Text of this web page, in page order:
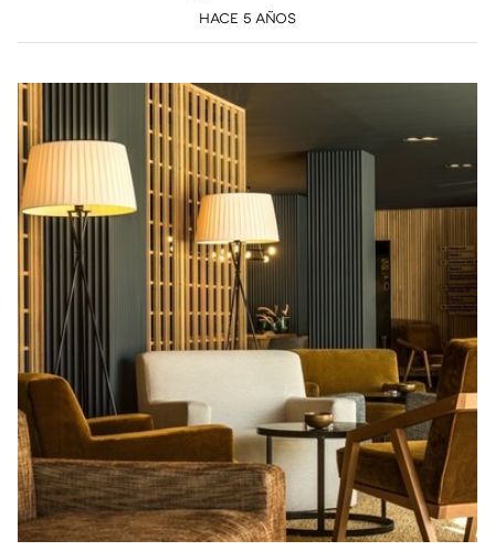
HACE 5 AÑOS